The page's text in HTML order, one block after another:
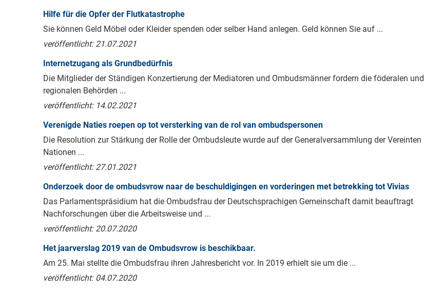
Hilfe für die Opfer der Flutkatastrophe
Sie können Geld Möbel oder Kleider spenden oder selber Hand anlegen. Geld können Sie auf ...
veröffentlicht: 21.07.2021
Internetzugang als Grundbedürfnis
Die Mitglieder der Ständigen Konzertierung der Mediatoren und Ombudsmänner fordern die föderalen und
regionalen Behörden ...
veröffentlicht: 14.02.2021
Verenigde Naties roepen op tot versterking van de rol van ombudspersonen
Die Resolution zur Stärkung der Rolle der Ombudsleute wurde auf der Generalversammlung der Vereinten
Nationen ...
veröffentlicht: 27.01.2021
Onderzoek door de ombudsvrow naar de beschuldigingen en vorderingen met betrekking tot Vivias
Das Parlamentspräsidium hat die Ombudsfrau der Deutschsprachigen Gemeinschaft damit beauftragt
Nachforschungen über die Arbeitsweise und ...
veröffentlicht: 20.07.2020
Het jaarverslag 2019 van de Ombudsvrow is beschikbaar.
Am 25. Mai stellte die Ombudsfrau ihren Jahresbericht vor. In 2019 erhielt sie um die ...
veröffentlicht: 04.07.2020